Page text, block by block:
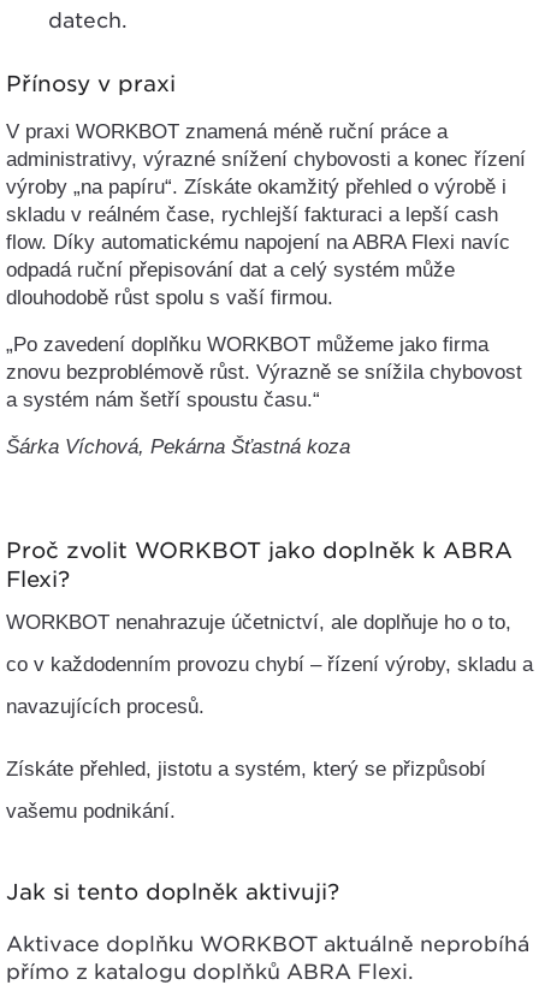
datech.
Přínosy v praxi
V praxi WORKBOT znamená méně ruční práce a
administrativy, výrazné snížení chybovosti a konec řízení
výroby „na papíru“. Získáte okamžitý přehled o výrobě i
skladu v reálném čase, rychlejší fakturaci a lepší cash
flow. Díky automatickému napojení na ABRA Flexi navíc
odpadá ruční přepisování dat a celý systém může
dlouhodobě růst spolu s vaší firmou.
„Po zavedení doplňku WORKBOT můžeme jako firma
znovu bezproblémově růst. Výrazně se snížila chybovost
a systém nám šetří spoustu času.“
Šárka Víchová, Pekárna Šťastná koza
Proč zvolit WORKBOT jako doplněk k ABRA
Flexi?
WORKBOT nenahrazuje účetnictví, ale doplňuje ho o to,
co v každodenním provozu chybí – řízení výroby, skladu a
navazujících procesů.
Získáte přehled, jistotu a systém, který se přizpůsobí
vašemu podnikání.
Jak si tento doplněk aktivuji?
Aktivace doplňku WORKBOT aktuálně neprobíhá
přímo z katalogu doplňků ABRA Flexi.